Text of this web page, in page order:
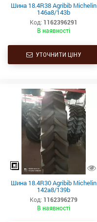
Шина 18.4R38 Agribib Michelin
146a8/143b
Код: 1162396291
В наявності
УТОЧНИТИ ЦІНУ
Шина 18.4R30 Agribib Michelin
142a8/139b
Код: 1162396279
В наявності